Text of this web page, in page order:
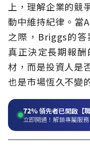
上，理解企業的競
動中維持紀律。當
之際，Briggs的
真正決定長期報
材，而是投資人是
也是市場恆久不變
72%領先者已開啟【
立即開通！解鎖專屬服務